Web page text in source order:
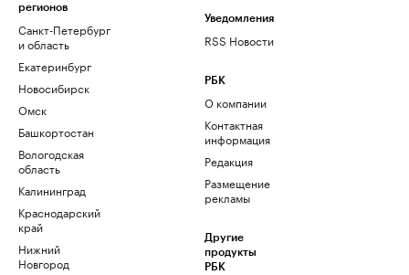
регионов
Санкт-Петербург
и область
Екатеринбург
Новосибирск
Омск
Башкортостан
Вологодская
область
Калининград
Краснодарский
край
Нижний
Новгород
Уведомления
RSS Новости
РБК
О компании
Контактная
информация
Редакция
Размещение
рекламы
Другие
продукты
РБК